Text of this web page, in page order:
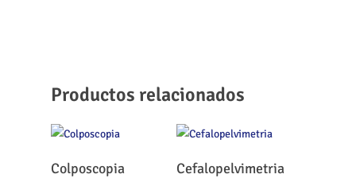
Productos relacionados
Leer Más
Colposcopia Leer Más
Cefalopelvimetria